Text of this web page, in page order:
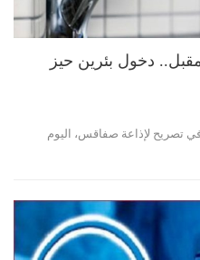
دخول بئرين حيز
تصريح لإذاعة صفاقس، اليوم